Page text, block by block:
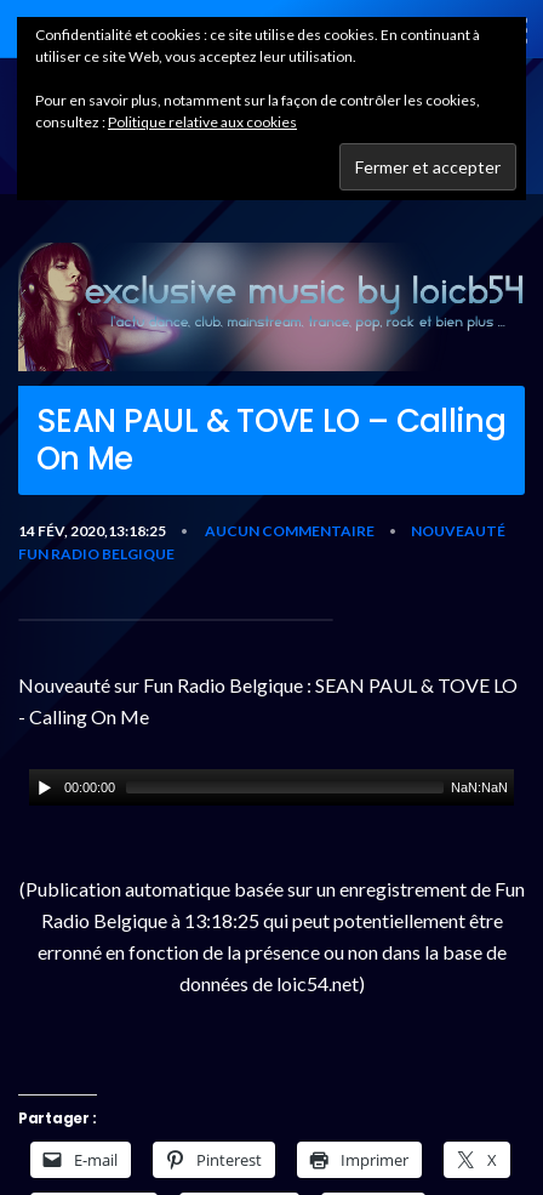
Home
SEAN PAUL & TOVE LO – Calling
On Me
14 FÉV, 2020,13:18:25 • AUCUN COMMENTAIRE •
NOUVEAUTÉ
FUN RADIO BELGIQUE
Nouveauté sur Fun Radio Belgique : SEAN PAUL & TOVE LO
- Calling On Me
00:00:00 NaN:NaN
(Publication automatique basée sur un enregistrement de Fun
Radio Belgique à 13:18:25 qui peut potentiellement être
erronné en fonction de la présence ou non dans la base de
données de loic54.net)
Partager :
E-mail Pinterest Imprimer X
Confidentialité et cookies : ce site utilise des cookies. En continuant à
utiliser ce site Web, vous acceptez leur utilisation.
Pour en savoir plus, notamment sur la façon de contrôler les cookies,
consultez :Politique relative aux cookies